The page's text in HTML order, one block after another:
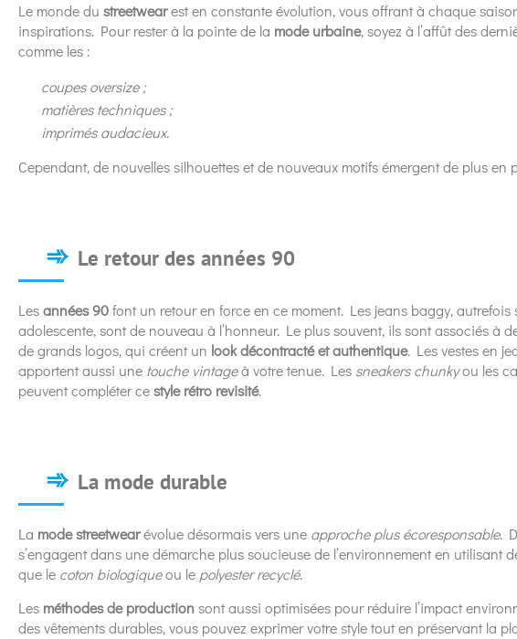
Le monde du streetwearest en constante évolution, vous offrant à chaque
inspirations. Pour rester à la pointe de la mode urbaine, soyez à l’affût des
comme les :
coupes oversize ;
matières techniques ;
imprimés audacieux.
Cependant, de nouvelles silhouettes et de nouveaux motifs émergent de plus en
Le retour des années 90
Lesannées 90font un retour en force en ce moment. Les jeans baggy, autrefois
adolescente, sont de nouveau à l’honneur. Le plus souvent, ils sont associés à
de grands logos, qui créent un look décontracté et authentique. Les vestes en
apportent aussi une touche vintageà votre tenue. Les sneakers chunkyou les
peuvent compléter cestyle rétro revisité.
La mode durable
La mode streetwearévolue désormais vers une approche plus écoresponsable.
s’engagent dans une démarche plus soucieuse de l’environnement en utilisant
que le coton biologiqueou le polyester recyclé.
Les méthodes de production sont aussi optimisées pour réduire l’impact
des vêtements durables, vous pouvez exprimer votre style tout en préservant la